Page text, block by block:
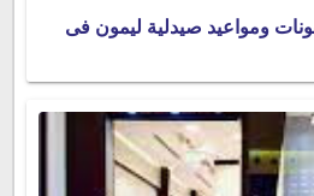
ومواعيد صيدلية ليمون فى